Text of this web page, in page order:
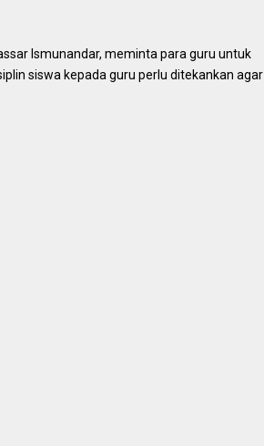
Ismunandar, meminta para guru untuk
siswa kepada guru perlu ditekankan agar